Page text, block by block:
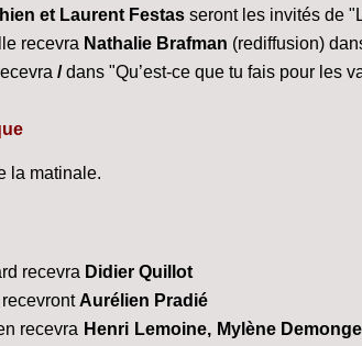
et Laurent Festas seront les invités de
recevra Nathalie Brafman (rediffusion)
/dans "Qu’est-ce que tu fais pour les
la matinale.
recevra Didier Quillot
Aurélien Pradié
recevra Henri Lemoine, Mylène